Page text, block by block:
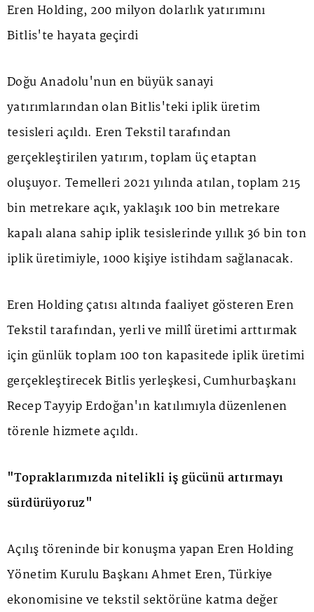
Eren Holding, 200 milyon dolarlık yatırımını
Bitlis'te hayata geçirdi
Doğu Anadolu'nun en büyük sanayi
yatırımlarından olan Bitlis'teki iplik üretim
tesisleri açıldı. Eren Tekstil tarafından
gerçekleştirilen yatırım, toplam üç etaptan
oluşuyor. Temelleri 2021 yılında atılan, toplam 215
bin metrekare açık, yaklaşık 100 bin metrekare
kapalı alana sahip iplik tesislerinde yıllık 36 bin ton
iplik üretimiyle, 1000 kişiye istihdam sağlanacak.
Eren Holding çatısı altında faaliyet gösteren Eren
Tekstil tarafından, yerli ve millî üretimi arttırmak
için günlük toplam 100 ton kapasitede iplik üretimi
gerçekleştirecek Bitlis yerleşkesi, Cumhurbaşkanı
Recep Tayyip Erdoğan'ın katılımıyla düzenlenen
törenle hizmete açıldı.
"Topraklarımızda nitelikli iş gücünü artırmayı
sürdürüyoruz"
Açılış töreninde bir konuşma yapan Eren Holding
Yönetim Kurulu Başkanı Ahmet Eren, Türkiye
ekonomisine ve tekstil sektörüne katma değer